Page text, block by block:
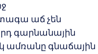
աճ չեն
գարնանային
ամռանը գնաճային